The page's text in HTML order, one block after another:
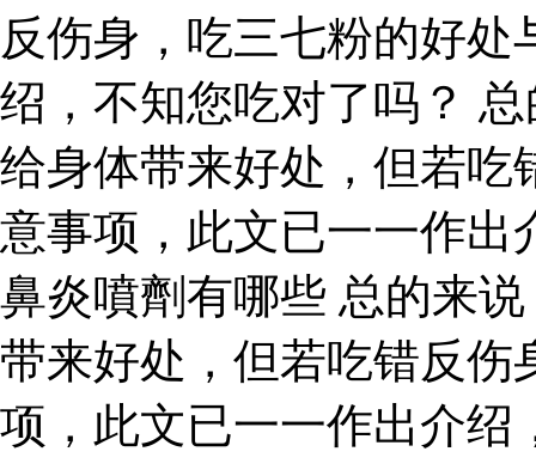
反伤身，吃三七粉的好
绍，不知您吃对了吗？
给身体带来好处，但若吃
意事项，此文已一一作出
鼻炎噴劑有哪些 总的来
带来好处，但若吃错反伤
项，此文已一一作出介绍